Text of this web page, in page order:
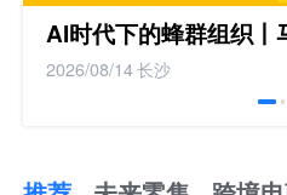
AI时代下的蜂群组织丨
2026/08/14长沙